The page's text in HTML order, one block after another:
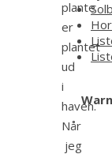
plante
er
plantet
ud
i
haven.
Når
jeg